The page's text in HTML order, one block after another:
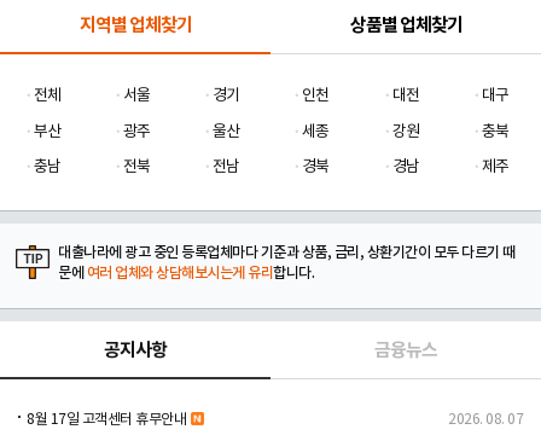
지역별 업체찾기 상품별 업체찾기
전체 서울 경기 인천 대전
대구
부산
광주 울산 세종 강원
충북
충남
전북 전남 경북 경남 제주
대출나라에 광고 중인 등록업체마다 기준과 상품, 금리, 상환기간이 모두 다르기 때
문에 여러 업체와 상담해보시는게 유리합니다.
공지사항 금융뉴스
8월 17일 고객센터 휴무안내 2026. 08. 07